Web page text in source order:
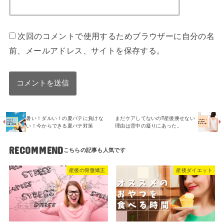
次回のコメントで使用するためブラウザーに自分の名
前、メールアドレス、サイトを保存する。
暑い！ダルい！の夏バテに負けな
い！今からできる夏バテ対策
まだケアしてないの⁉︎産後痩せない
理由は背中の凝りにあった。
RECOMMEND
産後の骨盤矯正 産後ダイエット